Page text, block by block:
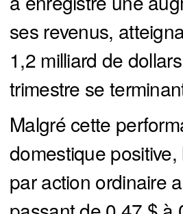
ses revenus,
1,2 milliard de
trimestre se
Malgré cette
domestique
par action ordinaire